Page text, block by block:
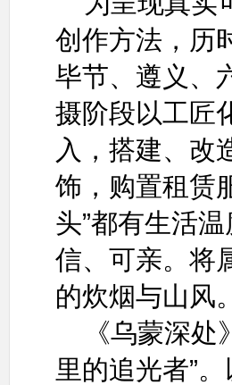
创作方法，历
毕节、遵义、
摄阶段以工匠
入，搭建、改
饰，购置租赁
头”都有生活
信、可亲。将
的炊烟与山风。
《乌蒙深
里的追光者”